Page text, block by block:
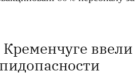
Кременчуге